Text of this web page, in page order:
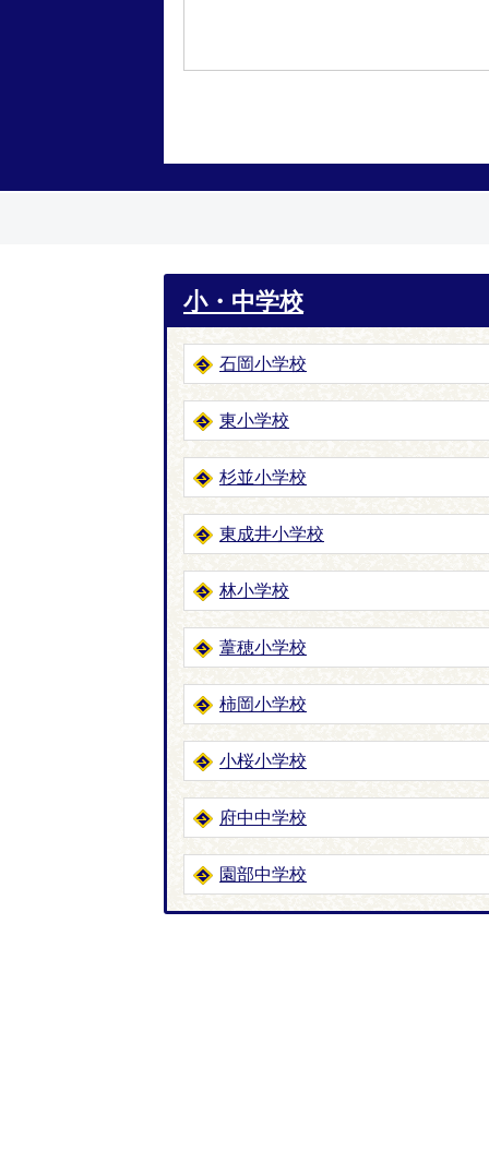
小・中学校
石岡小学校
東小学校
杉並小学校
東成井小学校
林小学校
葦穂小学校
柿岡小学校
小桜小学校
府中中学校
園部中学校